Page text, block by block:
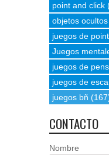
point and click
objetos ocultos
juegos de
Juegos
juegos de
juegos de
juegos bñ
CONTACTO
Nombre